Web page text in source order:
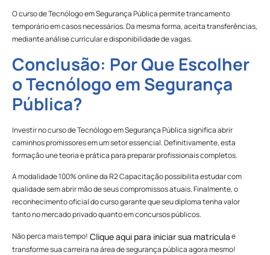
O curso de Tecnólogo em Segurança Pública permite trancamento
temporário em casos necessários. Da mesma forma, aceita transferências,
mediante análise curricular e disponibilidade de vagas.
Conclusão: Por Que Escolher
o Tecnólogo em Segurança
Pública?
Investir no curso de Tecnólogo em Segurança Pública significa abrir
caminhos promissores em um setor essencial. Definitivamente, esta
formação une teoria e prática para preparar profissionais completos.
A modalidade 100% online da R2 Capacitação possibilita estudar com
qualidade sem abrir mão de seus compromissos atuais. Finalmente, o
reconhecimento oficial do curso garante que seu diploma tenha valor
tanto no mercado privado quanto em concursos públicos.
Não perca mais tempo! Clique aqui para iniciar sua matrículae
transforme sua carreira na área de segurança pública agora mesmo!